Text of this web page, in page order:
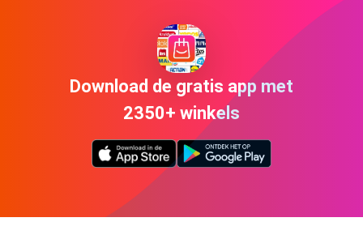
Download de gratis app met
2350+ winkels